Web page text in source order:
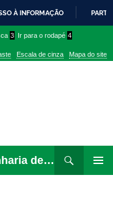
À INFORMAÇÃO
3 Ir para o rodapé 4
Escala de cinza Mapa do site
Mestrado em Ciência e Engenharia de Materiais
para